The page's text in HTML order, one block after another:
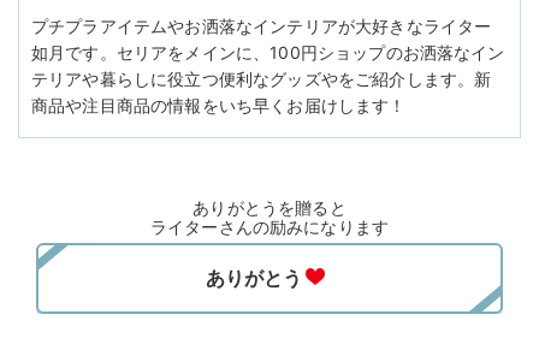
プチプラアイテムやお洒落なインテリアが大好きなライター
如月です。セリアをメインに、100円ショップのお洒落なイン
テリアや暮らしに役立つ便利なグッズやをご紹介します。新
商品や注目商品の情報をいち早くお届けします！
ありがとうを贈ると
ライターさんの励みになります